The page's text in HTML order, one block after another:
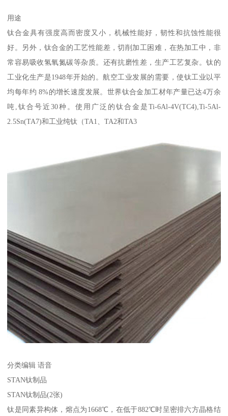
用途
钛合金具有强度高而密度又小，机械性能好，韧性和抗蚀性能很
好。另外，钛合金的工艺性能差，切削加工困难，在热加工中，非
常容易吸收氢氧氮碳等杂质。还有抗磨性差，生产工艺复杂。钛的
工业化生产是1948年开始的。航空工业发展的需要，使钛工业以平
均每年约 8%的增长速度发展。世界钛合金加工材年产量已达4万余
吨,钛合号近30种。使用广泛的钛合金是Ti-6Al-4V(TC4),Ti-5Al-
2.5Sn(TA7)和工业纯钛（TA1、TA2和TA3
分类编辑 语音
STAN钛制品
STAN钛制品(2张)
钛是同素异构体，熔点为1668℃，在低于882℃时呈密排六方晶格结